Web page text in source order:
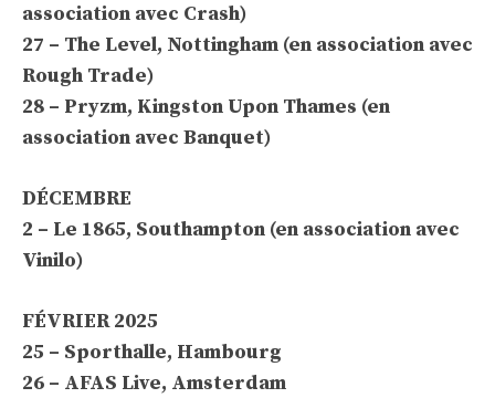
association avec Crash)
27 – The Level, Nottingham (en association avec
Rough Trade)
28 – Pryzm, Kingston Upon Thames (en
association avec Banquet)
DÉCEMBRE
2 – Le 1865, Southampton (en association avec
Vinilo)
FÉVRIER 2025
25 – Sporthalle, Hambourg
26 – AFAS Live, Amsterdam